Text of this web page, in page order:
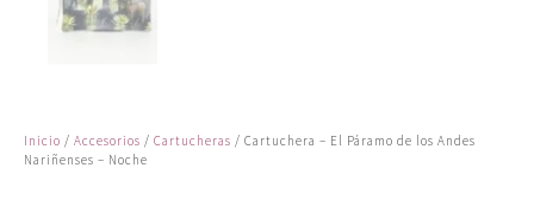
Inicio / Accesorios / Cartucheras / Cartuchera – El Páramo de los Andes
Nariñenses – Noche